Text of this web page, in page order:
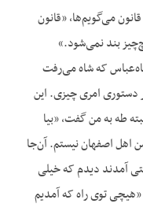
می‌گویم‌ها، «قانون
بند نمی‌شود.»
که شاه می‌رفت
دستوری امری چیزی. این
طه به من گفت، «بیا
اهل اصفهان نیستم. آن‌جا
آمدند دیدم که خیلی
توی راه که آمدیم